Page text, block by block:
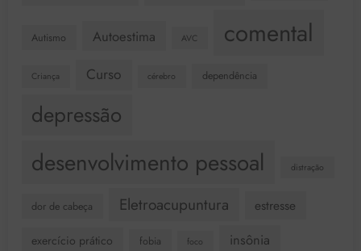
Autismo Autoestima AVC comental
Criança Curso cérebro dependência
depressão
desenvolvimento pessoal distração
dor de cabeça Eletroacupuntura estresse
exercício prático fobia foco insônia